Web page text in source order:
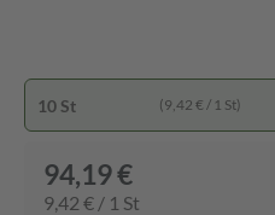
10 St (9,42 € / 1 St)
94,19 €
9,42 € / 1 St